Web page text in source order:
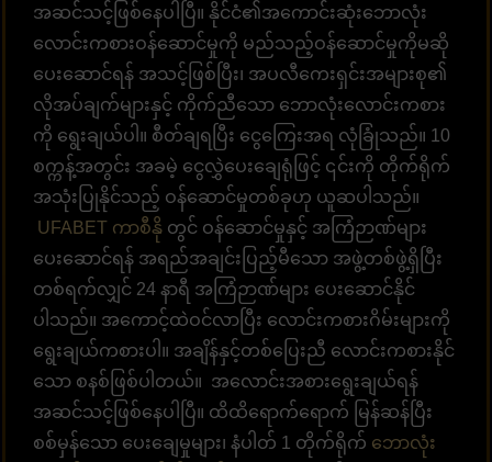
အဆင်သင့်ဖြစ်နေပါပြီ။ နိုင်ငံ၏အကောင်းဆုံးဘောလုံး
လောင်းကစားဝန်ဆောင်မှုကို မည်သည့်ဝန်ဆောင်မှုကိုမဆို
ပေးဆောင်ရန် အသင့်ဖြစ်ပြီး၊ အပလီကေးရှင်းအများစု၏
လိုအပ်ချက်များနှင့် ကိုက်ညီသော ဘောလုံးလောင်းကစား
ကို ရွေးချယ်ပါ။ စီတ်ချရပြီး ငွေကြေးအရ လုံခြုံသည်။ 10
စက္ကန့်အတွင်း အခမဲ့ ငွေလွှဲပေးချေရုံဖြင့် ၎င်းကို တိုက်ရိုက်
အသုံးပြုနိုင်သည့် ဝန်ဆောင်မှုတစ်ခုဟု ယူဆပါသည်။
UFABET ကာစီနို တွင် ဝန်ဆောင်မှုနှင့် အကြံဉာဏ်များ
ပေးဆောင်ရန် အရည်အချင်းပြည့်မီသော အဖွဲ့တစ်ဖွဲ့ရှိပြီး
တစ်ရက်လျှင် 24 နာရီ အကြံဉာဏ်များ ပေးဆောင်နိုင်
ပါသည်။ အကောင့်ထဲဝင်လာပြီး လောင်းကစားဂိမ်းများကို
ရွေးချယ်ကစားပါ။ အချိန်နှင့်တစ်ပြေးညီ လောင်းကစားနိုင်
သော စနစ်ဖြစ်ပါတယ်။ အလောင်းအစားရွေးချယ်ရန်
အဆင်သင့်ဖြစ်နေပါပြီ။ ထိထိရောက်ရောက် မြန်ဆန်ပြီး
စစ်မှန်သော ပေးချေမှုများ၊ နံပါတ် 1 တိုက်ရိုက် ဘောလုံး